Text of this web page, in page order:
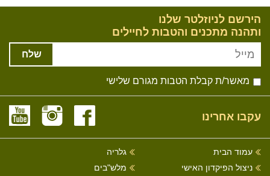
הירשם לניוזלטר שלנו
ותהנה מתכנים והטבות לחיילים
שלח
מאשר/ת קבלת הטבות מגורם שלישי
עקבו אחרינו
עמוד הבית
ניצול הפיקדון האישי
גלריה
מלש"בים